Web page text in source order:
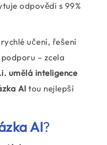
odpovědi s 99%
učení, řešení
– zcela
umělá inteligence
AI tou nejlepší
AI?